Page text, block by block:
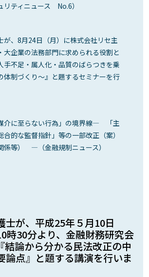
リティニュース No.6）
が、8月24日（月）に株式会社リセ主
大企業の法務部門に求められる役割と
不足・属人化・品質のばらつきを乗
体制づくり～』と題するセミナーを行
介に至らない行為」の境界線― 「主
合的な監督指針」等の一部改正（案）
係等） ―（金融規制ニュース）
士が、平成25年５月10日
時30分より、金融財務研究会
結論から分かる民法改正の中
論点』と題する講演を行いま